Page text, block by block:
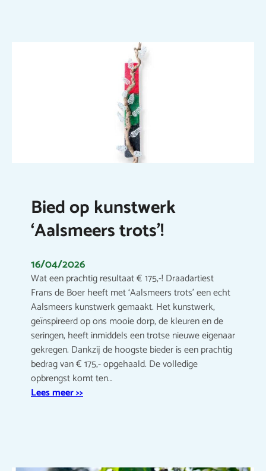
Bied op kunstwerk
‘Aalsmeers trots’!
16/04/2026
Wat een prachtig resultaat € 175,-! Draadartiest
Frans de Boer heeft met ‘Aalsmeers trots’ een echt
Aalsmeers kunstwerk gemaakt. Het kunstwerk,
geïnspireerd op ons mooie dorp, de kleuren en de
seringen, heeft inmiddels een trotse nieuwe eigenaar
gekregen. Dankzij de hoogste bieder is een prachtig
bedrag van € 175,- opgehaald. De volledige
opbrengst komt ten…
Lees meer >>